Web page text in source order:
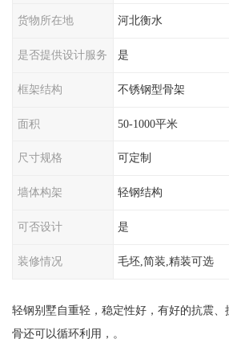
货物所在地 河北衡水
是否提供设计服务 是
框架结构 不锈钢型骨架
面积 50-1000平米
尺寸规格 可定制
墙体构架 轻钢结构
可否设计 是
装修情况 毛坯,简装,精装可选
轻钢别墅自重轻，稳定性好，有好的抗震
骨还可以循环利用，。